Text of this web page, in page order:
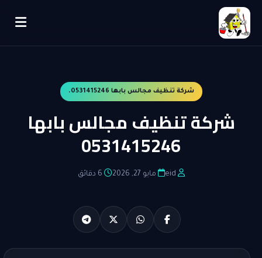
شركة تنظيف مجالس بابها 0531415246.
شركة تنظيف مجالس بابها
0531415246
مايو 27, 2026